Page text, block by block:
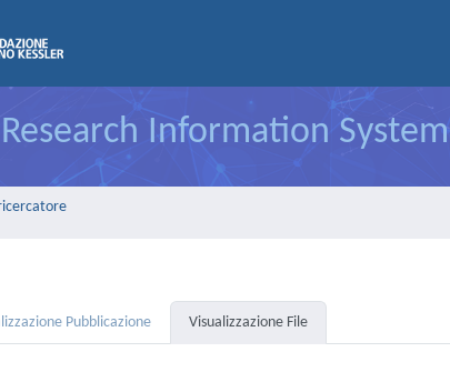
Information System
Pubblicazione Visualizzazione File